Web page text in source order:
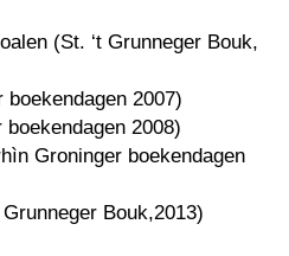
(St. ‘t Grunneger Bouk,
2007)
2008)
Groninger boekendagen
Bouk,2013)